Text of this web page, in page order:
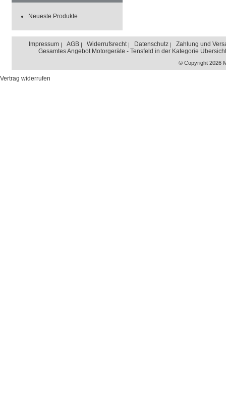
Neueste Produkte
Impressum AGB Widerrufsrecht Datenschutz
Zahlung und
Gesamtes Angebot Motorgeräte - Tensfeld in der Kategorie Übersicht
© Copyright 2026
Vertrag widerrufen